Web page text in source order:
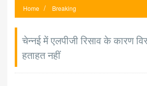
Home Breaking
चेन्नई में एलपीजी रिसाव के कारण
हताहत नहीं